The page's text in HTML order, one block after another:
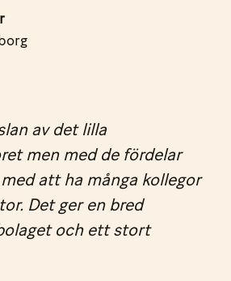
av det lilla
men med de fördelar
att ha många kollegor
Det ger en bred
och ett stort